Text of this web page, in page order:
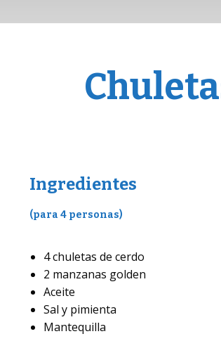
Ingredientes
(para 4 personas)
4 chuletas de cerdo
2 manzanas golden
Aceite
Sal y pimienta
Mantequilla